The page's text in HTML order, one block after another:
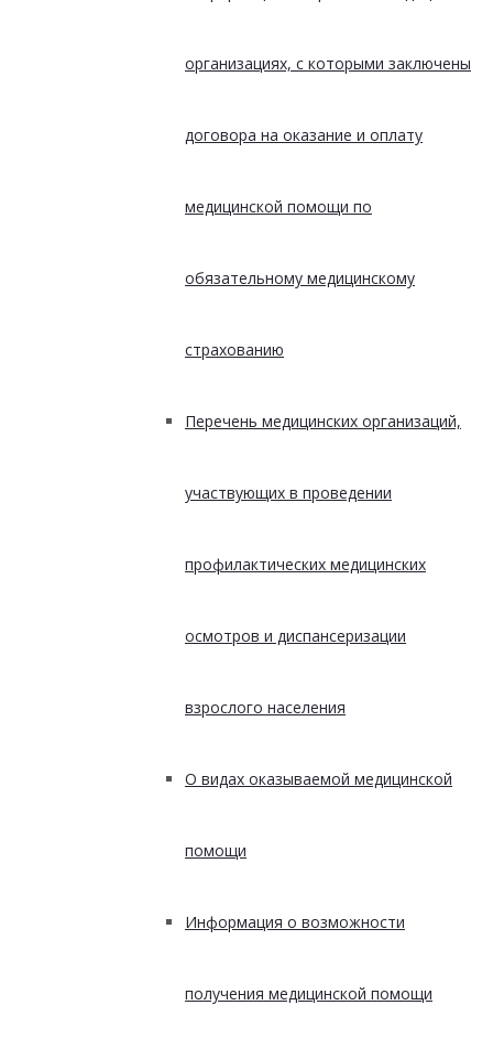
организациях, с которыми заключены
договора на оказание и оплату
медицинской помощи по
обязательному медицинскому
страхованию
Перечень медицинских организаций,
участвующих в проведении
профилактических медицинских
осмотров и диспансеризации
взрослого населения
О видах оказываемой медицинской
помощи
Информация о возможности
получения медицинской помощи